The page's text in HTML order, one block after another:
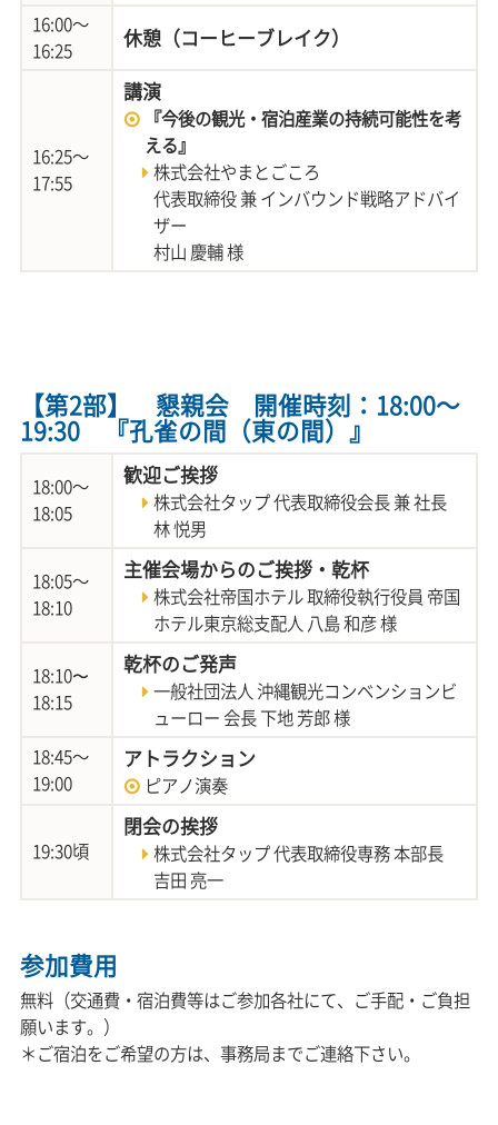
16:00～
16:25
休憩（コーヒーブレイク）
16:25～
17:55
講演
『今後の観光・宿泊産業の持続可能性を考
える』
株式会社やまとごころ
代表取締役 兼 インバウンド戦略アドバイ
ザー
村山 慶輔 様
【第2部】 懇親会 開催時刻：18:00～
19:30 『孔雀の間（東の間）』
18:00～
18:05
歓迎ご挨拶
株式会社タップ 代表取締役会長 兼 社長
林 悦男
18:05～
18:10
主催会場からのご挨拶・乾杯
株式会社帝国ホテル 取締役執行役員 帝国
ホテル東京総支配人 八島 和彦 様
18:10〜
18:15
乾杯のご発声
一般社団法人 沖縄観光コンベンションビ
ューロー 会長 下地 芳郎 様
18:45～
19:00
アトラクション
ピアノ演奏
19:30頃
閉会の挨拶
株式会社タップ 代表取締役専務 本部長
吉田 亮一
参加費用
無料（交通費・宿泊費等はご参加各社にて、ご手配・ご負担
願います。）
＊ご宿泊をご希望の方は、事務局までご連絡下さい。